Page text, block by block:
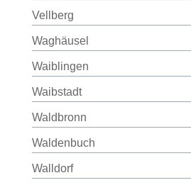
Vellberg
Waghäusel
Waiblingen
Waibstadt
Waldbronn
Waldenbuch
Walldorf